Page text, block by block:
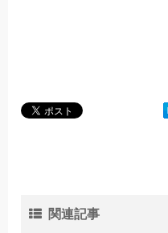
関連記事